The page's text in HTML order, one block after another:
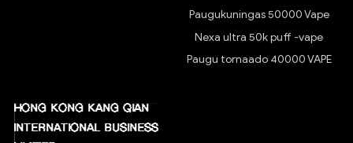
Paugukuningas 50000 Vape
Nexa ultra 50k puff -vape
Paugu tornaado 40000 VAPE